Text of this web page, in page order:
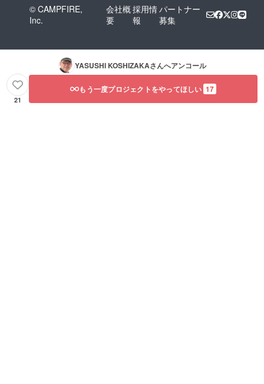
さい。
CAMPF
使用さ
るハン
© CAMPFIRE,
Inc.
会社概
要
採用情
報
パートナー
募集
YASUSHI KOSHIZAKAさんへアンコール
21
もう一度プロジェクトをやってほしい 17